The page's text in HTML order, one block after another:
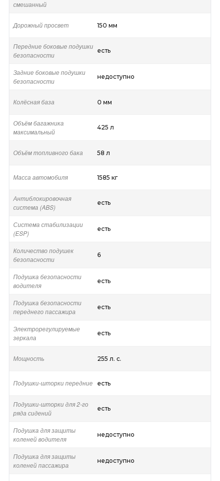
смешанный
Дорожный просвет 150 мм
Передние боковые подушки
безопасности
есть
Задние боковые подушки
безопасности
недоступно
Колёсная база 0 мм
Объём багажника
максимальный
425 л
Объём топливного бака 58 л
Масса автомобиля 1585 кг
Антиблокировочная
система (ABS)
есть
Система стабилизации
(ESP)
есть
Количество подушек
безопасности
6
Подушка безопасности
водителя
есть
Подушка безопасности
переднего пассажира
есть
Электрорегулируемые
зеркала
есть
Мощность 255 л. с.
Подушки-шторки передние есть
Подушки-шторки для 2-го
ряда сидений
есть
Подушка для защиты
коленей водителя
недоступно
Подушка для защиты
коленей пассажира
недоступно